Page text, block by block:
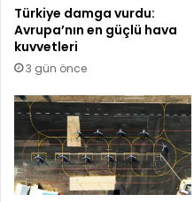
Türkiye damga vurdu:
Avrupa’nın en güçlü hava
kuvvetleri
3 gün önce